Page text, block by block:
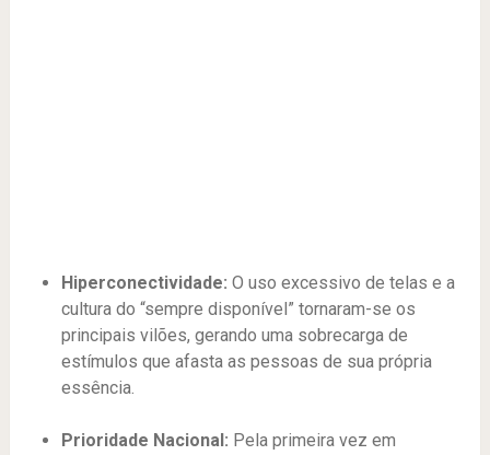
Hiperconectividade: O uso excessivo de telas e a
cultura do “sempre disponível” tornaram-se os
principais vilões, gerando uma sobrecarga de
estímulos que afasta as pessoas de sua própria
essência.
Prioridade Nacional: Pela primeira vez em